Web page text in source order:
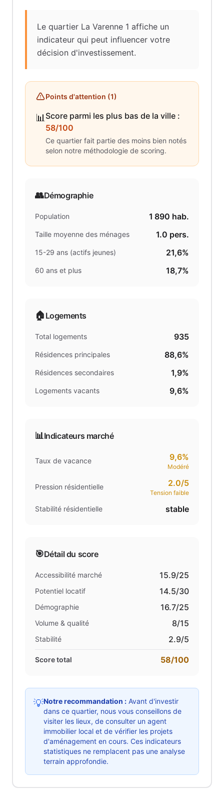
Le quartier La Varenne 1 affiche un
indicateur qui peut influencer votre
décision d'investissement.
Points d'attention (1)
📊Score parmi les plus bas de la ville :
58/100
Ce quartier fait partie des moins bien notés
selon notre méthodologie de scoring.
👥Démographie
Population 1 890 hab.
Taille moyenne des ménages 1.0 pers.
15-29 ans (actifs jeunes) 21,6%
60 ans et plus 18,7%
🏠 Logements
Total logements 935
Résidences principales 88,6%
Résidences secondaires 1,9%
Logements vacants 9,6%
📊Indicateurs marché
Taux de vacance 9,6%
Modéré
Pression résidentielle 2.0/5
Tension faible
Stabilité résidentielle stable
🎯Détail du score
Accessibilité marché 15.9/25
Potentiel locatif 14.5/30
Démographie 16.7/25
Volume & qualité 8/15
Stabilité 2.9/5
Score total 58/100
💡Notre recommandation : Avant d'investir
dans ce quartier, nous vous conseillons de
visiter les lieux, de consulter un agent
immobilier local et de vérifier les projets
d'aménagement en cours. Ces indicateurs
statistiques ne remplacent pas une analyse
terrain approfondie.